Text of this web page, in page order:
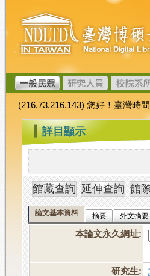
跳
到
主
要
內
容
臺
灣
博
碩
士
論
文
加
值
系
統
(216.73.216.143) 您好！臺灣時
::: 詳目顯示
論文基本資料 摘要 外文摘要
本論文永久網址:
研究生: